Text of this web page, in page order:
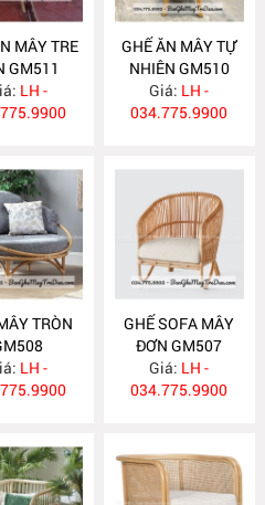
MÂY TRE
GM511
LH -
GHẾ ĂN MÂY TỰ
NHIÊN GM510
Giá: LH -
034.775.9900
TRÒN
LH -
GHẾ SOFA MÂY
ĐƠN GM507
Giá: LH -
034.775.9900